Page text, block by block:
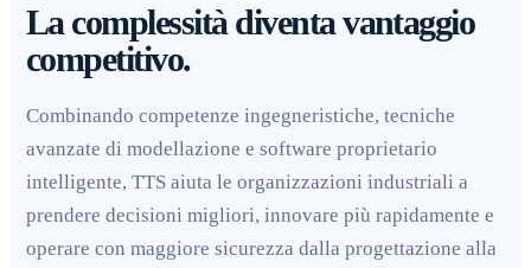
La complessità diventa vantaggio
competitivo.
Combinando competenze ingegneristiche, tecniche
avanzate di modellazione e software proprietario
intelligente, TTS aiuta le organizzazioni industriali a
prendere decisioni migliori, innovare più rapidamente e
operare con maggiore sicurezza dalla progettazione alla